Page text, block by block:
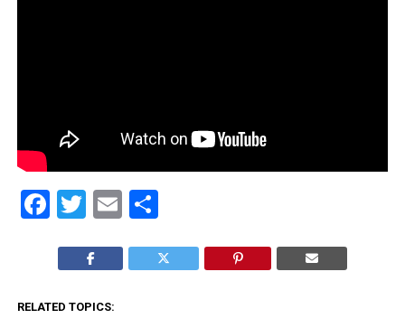
Facebook
Twitter
EmailShare
RELATED TOPICS: